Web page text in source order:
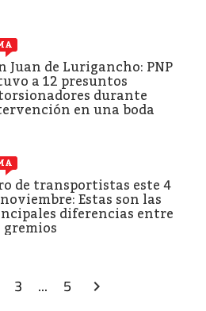
Juan de Lurigancho: PNP
a 12 presuntos
durante
en una boda
de transportistas este 4
Estas son las
diferencias entre
gremios
3 ... 5